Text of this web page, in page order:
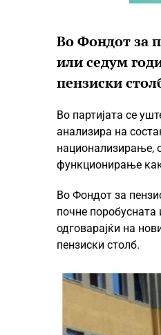
Во Фондот за
или седум
пензиски
Во партијата се
анализира на
национализирање,
функционирање
Во Фондот за
почне поробусната
одговарајќи на
пензиски столб.